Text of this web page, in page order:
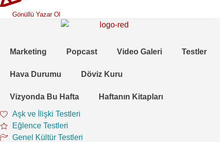
Gönüllü Yazar Ol
Marketing Popcast Video Galeri Testler
Hava Durumu Döviz Kuru
Vizyonda Bu Hafta Haftanın Kitapları
Aşk ve İlişki Testleri
Eğlence Testleri
Genel Kültür Testleri